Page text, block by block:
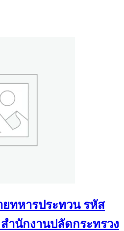
ทหารประทวน รหัส
ำนักงานปลัดกระทรวง